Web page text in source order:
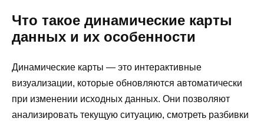
Что такое динамические карты
данных и их особенности
Динамические карты — это интерактивные
визуализации, которые обновляются автоматически
при изменении исходных данных. Они позволяют
анализировать текущую ситуацию, смотреть разбивки